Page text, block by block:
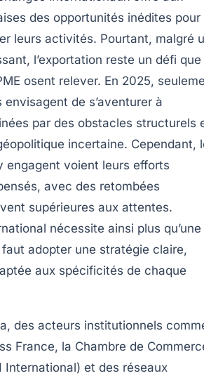
des opportunités inédites pour
leurs activités. Pourtant, malgré
l’exportation reste un défi que
osent relever. En 2025,
envisagent de s’aventurer à
par des obstacles structurels
incertaine. Cependant,
engagent voient leurs efforts
avec des retombées
supérieures aux attentes.
nécessite ainsi plus qu’une
adopter une stratégie claire,
aux spécificités de chaque
des acteurs institutionnels
France, la Chambre de
International) et des réseaux